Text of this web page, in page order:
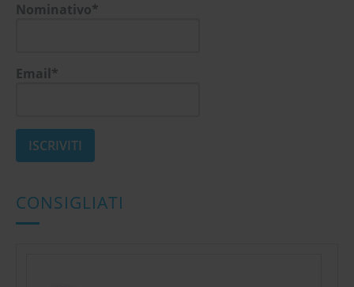
Nominativo*
Email*
CONSIGLIATI